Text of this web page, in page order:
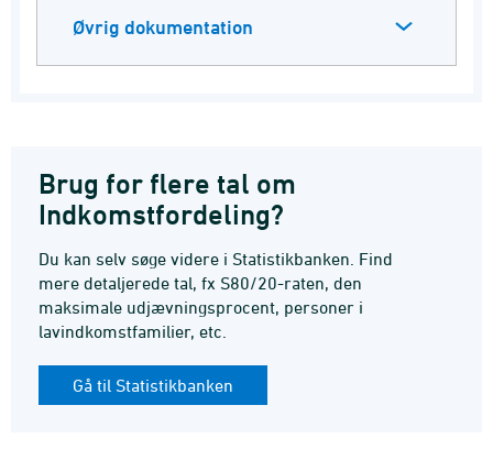
Øvrig dokumentation
Brug for flere tal om
Indkomstfordeling?
Du kan selv søge videre i Statistikbanken. Find
mere detaljerede tal, fx S80/20-raten, den
maksimale udjævningsprocent, personer i
lavindkomstfamilier, etc.
Gå til Statistikbanken